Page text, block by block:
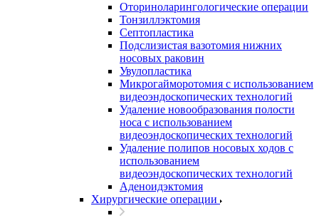
Оториноларингологические операции
Тонзиллэктомия
Септопластика
Подслизистая вазотомия нижних
носовых раковин
Увулопластика
Микрогайморотомия с использованием
видеоэндоскопических технологий
Удаление новообразования полости
носа с использованием
видеоэндоскопических технологий
Удаление полипов носовых ходов с
использованием
видеоэндоскопических технологий
Аденоидэктомия
Хирургические операции